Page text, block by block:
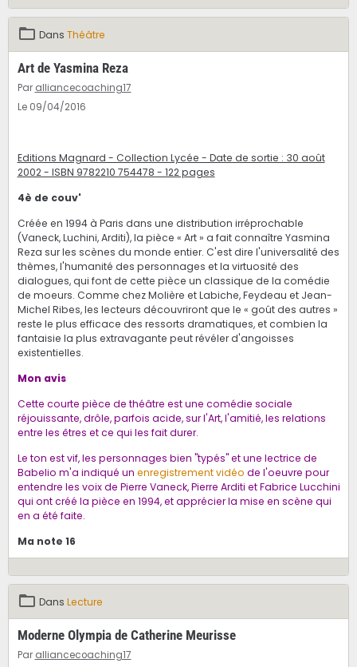
Dans Théâtre
Art de Yasmina Reza
Par alliancecoaching17
Le 09/04/2016
Editions Magnard - Collection Lycée - Date de sortie : 30 août
2002 - ISBN 9782210 754478 - 122 pages
4è de couv'
Créée en 1994 à Paris dans une distribution irréprochable
(Vaneck, Luchini, Arditi), la pièce « Art » a fait connaître Yasmina
Reza sur les scènes du monde entier. C'est dire l'universalité des
thèmes, l'humanité des personnages et la virtuosité des
dialogues, qui font de cette pièce un classique de la comédie
de moeurs. Comme chez Molière et Labiche, Feydeau et Jean-
Michel Ribes, les lecteurs découvriront que le « goût des autres »
reste le plus efficace des ressorts dramatiques, et combien la
fantaisie la plus extravagante peut révéler d'angoisses
existentielles.
Mon avis
Cette courte pièce de théâtre est une comédie sociale
réjouissante, drôle, parfois acide, sur l'Art, l'amitié, les relations
entre les êtres et ce qui les fait durer.
Le ton est vif, les personnages bien "typés" et une lectrice de
Babelio m'a indiqué un enregistrement vidéo de l'oeuvre pour
entendre les voix de Pierre Vaneck, Pierre Arditi et Fabrice Lucchini
qui ont créé la pièce en 1994, et apprécier la mise en scène qui
en a été faite.
Ma note 16
Dans Lecture
Moderne Olympia de Catherine Meurisse
Par alliancecoaching17